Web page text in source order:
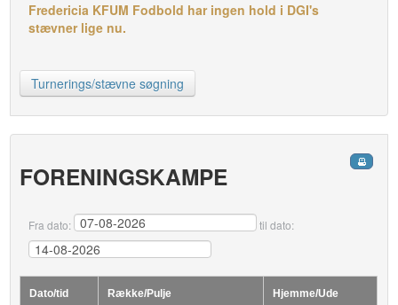
Fredericia KFUM Fodbold har ingen hold i DGI's
stævner lige nu.
Turnerings/stævne søgning
FORENINGSKAMPE
Fra dato: til dato:
Dato/tid Række/Pulje Hjemme/Ude